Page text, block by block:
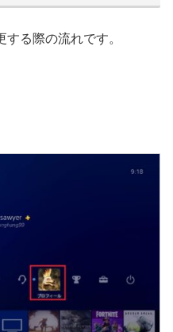
る際の流れです。